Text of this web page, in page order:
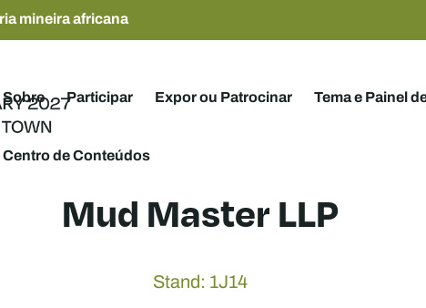
mineira africana
Sobre Participar Expor ou Patrocinar Tema e Painel
Centro de Conteúdos
Mud Master LLP
Stand: 1J14